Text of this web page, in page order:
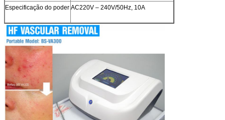
Especificação do poder AC220V – 240V/50Hz, 10A